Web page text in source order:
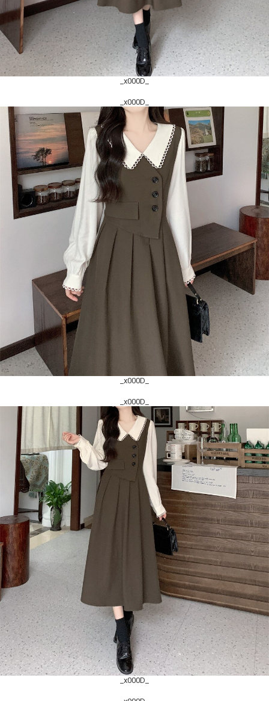
_x000D_
_x000D_
_x000D_
_x000D_
_x000D_